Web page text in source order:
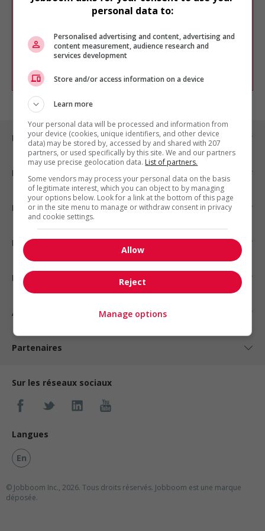
Veuillez faire une nouvelle recherche.
outils pour raffiner votre recherche, ou
chercher un poste selon votre profil
d'intérêt en emploi en vous
Emplois par ville
Emplois par secteur
Emplois par statut
Emplois par type
Nos suggestions
À propos
Partenaires
Sur les réseaux sociaux
Langues
En
© Jobboom Inc., 2026. Tous droits réservés. Jobboom est une marque
déposée.
personal data to:
Personalised advertising and content, advertising and
content measurement, audience research and
services development
Store and/or access information on a device
Learn more
Your personal data will be processed and information from
your device (cookies, unique identifiers, and other device
data) may be stored by, accessed by and shared with 207
partners, or used specifically by this site. We and our partners
may use precise geolocation data. List of partners.
Some vendors may process your personal data on the basis
of legitimate interest, which you can object to by managing
your options below. Look for a link at the bottom of this page
or in the site menu to manage or withdraw consent in privacy
and cookie settings.
Allow
Reject
Manage options